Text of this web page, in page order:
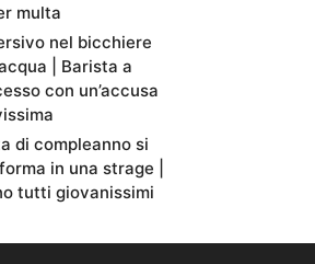
multa
nel bicchiere
| Barista a
con un’accusa
di compleanno si
in una strage |
tutti giovanissimi